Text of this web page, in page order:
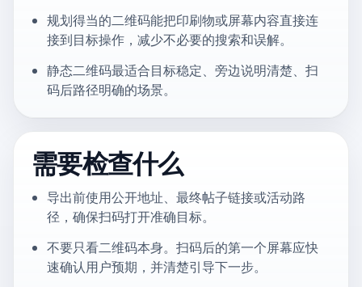
规划得当的二维码能把印刷物或屏幕内容直接连
接到目标操作，减少不必要的搜索和误解。
静态二维码最适合目标稳定、旁边说明清楚、扫
码后路径明确的场景。
需要检查什么
导出前使用公开地址、最终帖子链接或活动路
径，确保扫码打开准确目标。
不要只看二维码本身。扫码后的第一个屏幕应快
速确认用户预期，并清楚引导下一步。